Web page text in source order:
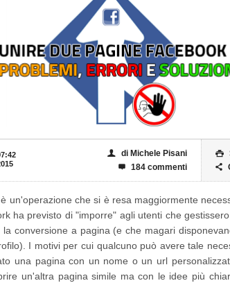


👤 di Michele Pisani
 184 commenti
un'operazione che si è resa maggiormente
ha previsto di "imporre" agli utenti che
conversione a pagina (e che magari
I motivi per cui qualcuno può avere tale
una pagina con un nome o un url
un'altra pagina simile ma con le idee più